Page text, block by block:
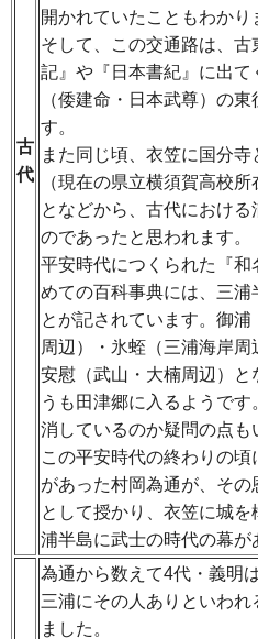
古
代
開かれていたこともわかり
そして、この交通路は、
記』や『日本書紀』に出て
（倭建命・日本武尊）の
す。
また同じ頃、衣笠に国分
（現在の県立横須賀高校
となどから、古代におけ
のであったと思われます。
平安時代につくられた『
めての百科事典には、三浦
とが記されています。御
周辺）・氷蛭（三浦海岸周
安慰（武山・大楠周辺）
うも田津郷に入るようで
消しているのか疑問の点も
この平安時代の終わりの
があった村岡為通が、そ
として授かり、衣笠に城
浦半島に武士の時代の幕が
為通から数えて4代・義明
三浦にその人ありといわ
ました。